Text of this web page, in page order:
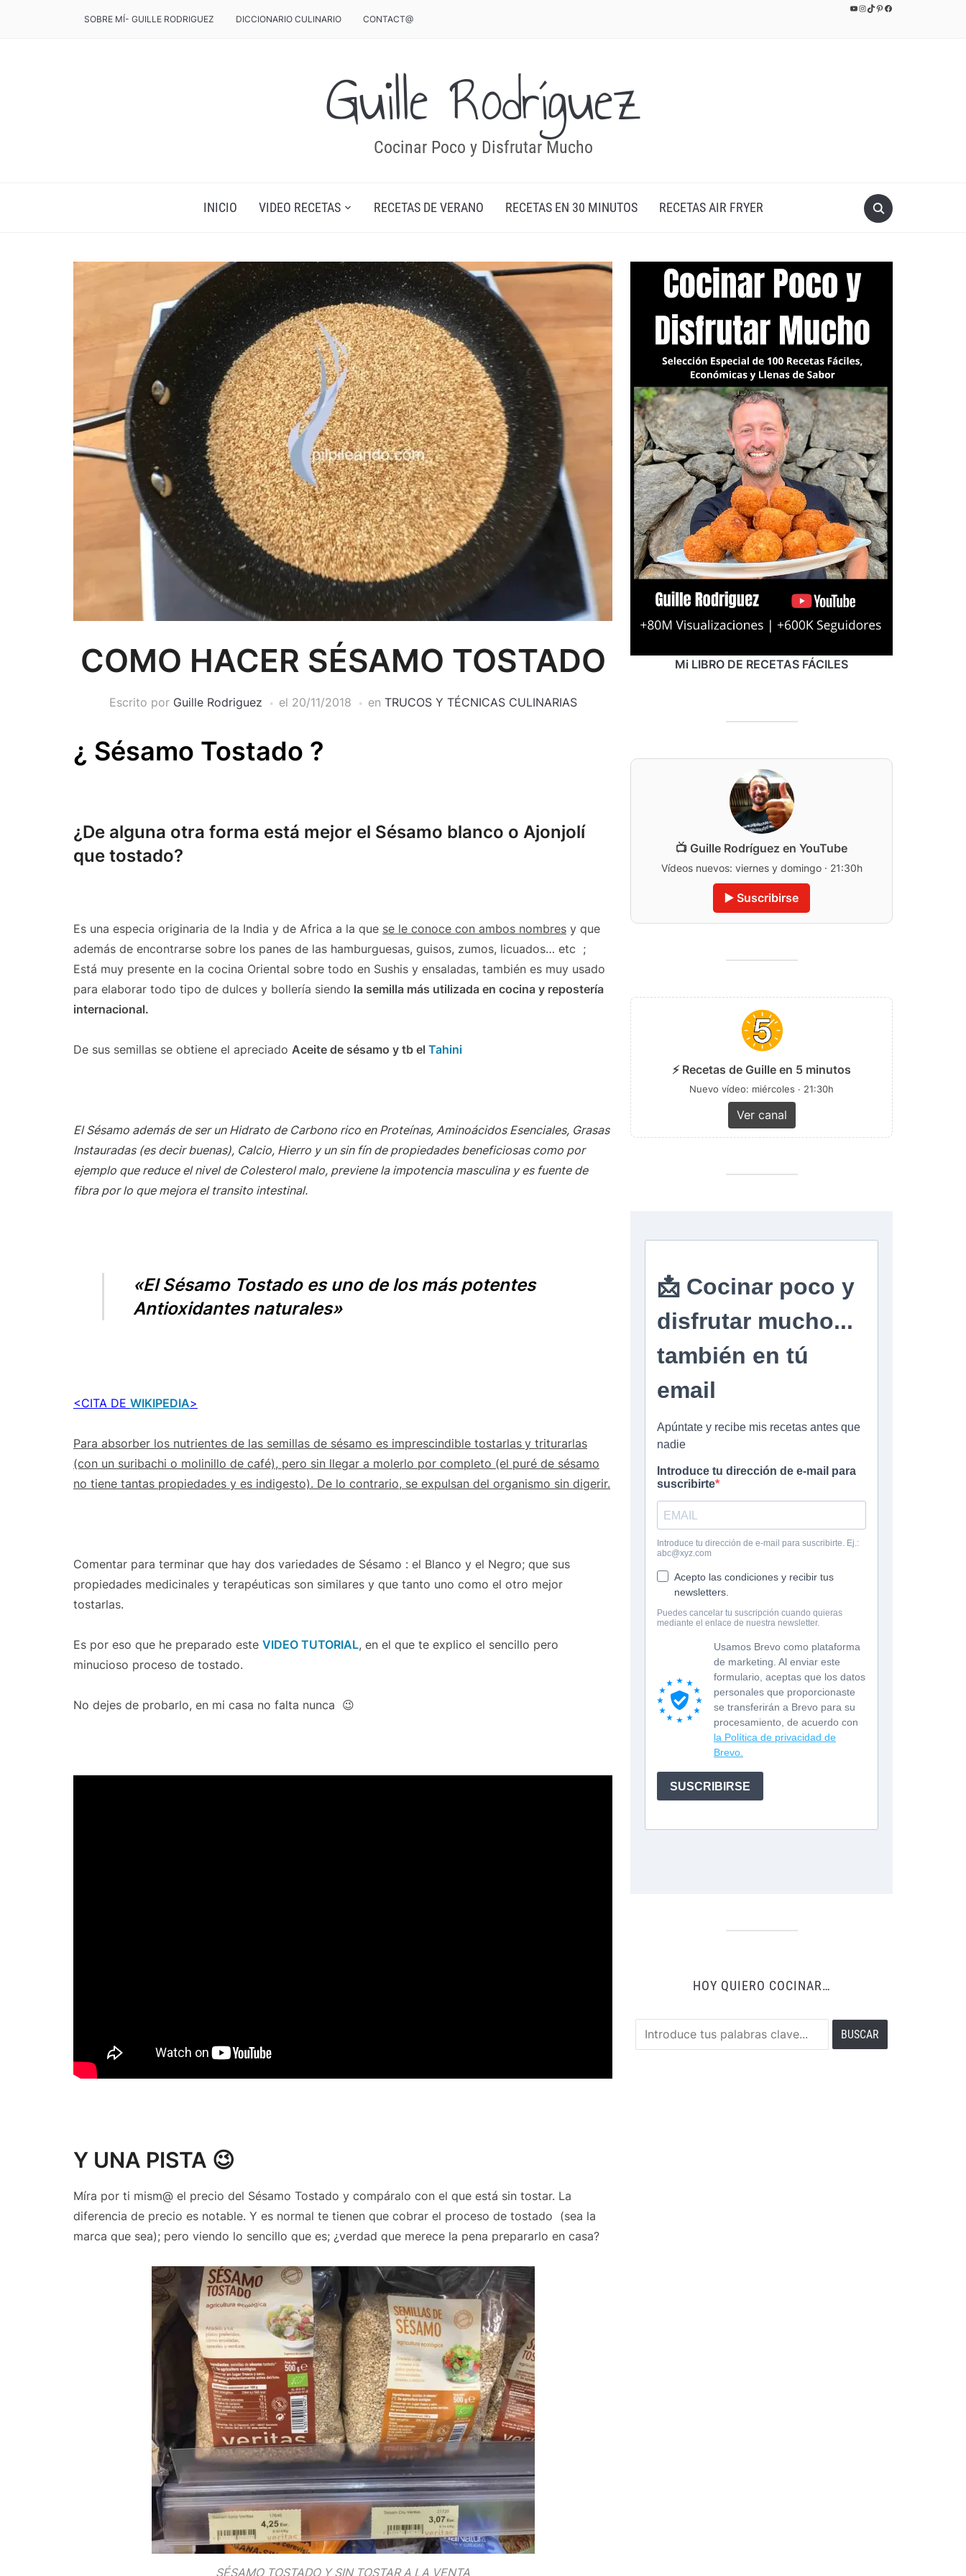
YouTube
Instagram
TikTok
Pinterest
Facebook
SOBRE MÍ- GUILLE RODRIGUEZ DICCIONARIO CULINARIO CONTACT@
Guille Rodríguez
Cocinar Poco y Disfrutar Mucho
INICIO VIDEO RECETAS RECETAS DE VERANO RECETAS EN 30 MINUTOS RECETAS AIR FRYER
COMO HACER SÉSAMO TOSTADO
Escrito por Guille Rodriguez el 20/11/2018 en TRUCOS Y TÉCNICAS CULINARIAS
¿ Sésamo Tostado ?
¿De alguna otra forma está mejor el Sésamo blanco o Ajonjolí
que tostado?
Es una especia originaria de la India y de Africa a la que se le conoce con ambos nombres y que
además de encontrarse sobre los panes de las hamburguesas, guisos, zumos, licuados… etc ;
Está muy presente en la cocina Oriental sobre todo en Sushis y ensaladas, también es muy usado
para elaborar todo tipo de dulces y bollería siendo la semilla más utilizada en cocina y repostería
internacional.
De sus semillas se obtiene el apreciado Aceite de sésamo y tb el Tahini
El Sésamo además de ser un Hidrato de Carbono rico en Proteínas, Aminoácidos Esenciales, Grasas
Instauradas (es decir buenas), Calcio, Hierro y un sin fín de propiedades beneficiosas como por
ejemplo que reduce el nivel de Colesterol malo, previene la impotencia masculina y es fuente de
fibra por lo que mejora el transito intestinal.
«El Sésamo Tostado es uno de los más potentes
Antioxidantes naturales»
<CITA DE WIKIPEDIA>
Para absorber los nutrientes de las semillas de sésamo es imprescindible tostarlas y triturarlas
(con un suribachi o molinillo de café), pero sin llegar a molerlo por completo (el puré de sésamo
no tiene tantas propiedades y es indigesto). De lo contrario, se expulsan del organismo sin digerir.
Comentar para terminar que hay dos variedades de Sésamo : el Blanco y el Negro; que sus
propiedades medicinales y terapéuticas son similares y que tanto uno como el otro mejor
tostarlas.
Es por eso que he preparado este VIDEO TUTORIAL, en el que te explico el sencillo pero
minucioso proceso de tostado.
No dejes de probarlo, en mi casa no falta nunca 😉
Y UNA PISTA 😉
Míra por ti mism@ el precio del Sésamo Tostado y compáralo con el que está sin tostar. La
diferencia de precio es notable. Y es normal te tienen que cobrar el proceso de tostado (sea la
marca que sea); pero viendo lo sencillo que es; ¿verdad que merece la pena prepararlo en casa?
SÉSAMO TOSTADO Y SIN TOSTAR A LA VENTA
Mi LIBRO DE RECETAS FÁCILES
📺 Guille Rodríguez en YouTube
Vídeos nuevos: viernes y domingo · 21:30h
▶️ Suscribirse
⚡ Recetas de Guille en 5 minutos
Nuevo vídeo: miércoles · 21:30h
Ver canal
HOY QUIERO COCINAR…